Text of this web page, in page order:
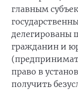
главным
делегированы
гражданин и
право в
получить